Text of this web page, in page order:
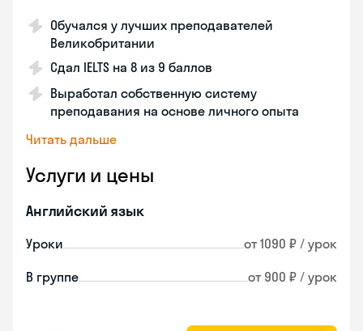
Обучался у лучших преподавателей
Великобритании
Сдал IELTS на 8 из 9 баллов
Выработал собственную систему
преподавания на основе личного опыта
Читать дальше
Услуги и цены
Английский язык
Уроки от 1090 ₽ / урок
В группе от 900 ₽ / урок